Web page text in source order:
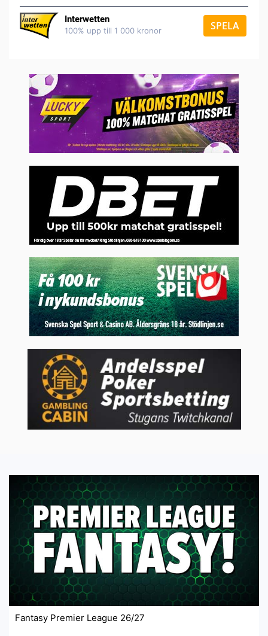
Interwetten
100% upp till 1 000 kronor SPELA
Fantasy Premier League 26/27